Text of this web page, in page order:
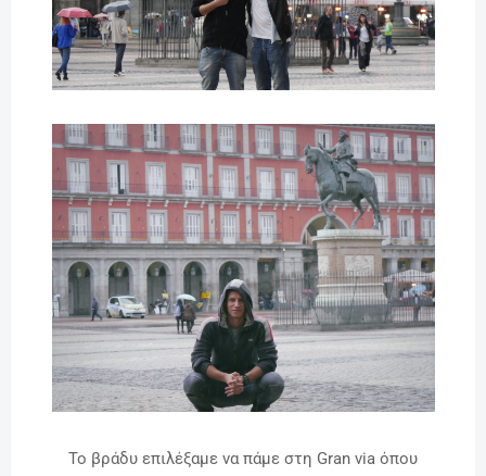
Το βράδυ επιλέξαμε να πάμε στη Gran via όπου